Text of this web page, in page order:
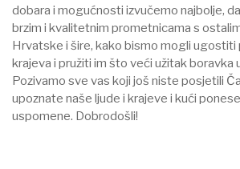
dobara i mogućnosti izvučemo najbolje,
brzim i kvalitetnim prometnicama s
Hrvatske i šire, kako bismo mogli ugostiti
krajeva i pružiti im što veći užitak boravka
Pozivamo sve vas koji još niste posjetili
upoznate naše ljude i krajeve i kući
uspomene. Dobrodošli!